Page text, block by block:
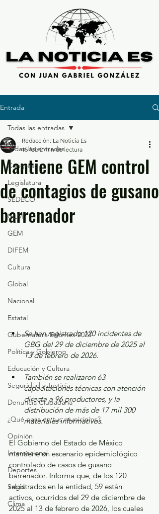
Entrada
Todas las entradas
Congreso
Legislatura
SEDECO
GEM
GEM
DIFEM
Cultura
Global
Nacional
Estatal
Gubernatura Edoméx 2023
Política y Gobierno
Educación y Cultura
Seguridad y Justicia
Denuncia Ciudadana
¿Qué pasa en tus municipios?
Opinión
Internacional
Deportes
Salud
Clima
Todas las entradas
Mantiene GEM control
de contagios de gusano
barrenador
Redacción: La Noticia Es
15 feb 2 min de lectura
Se han registrado 120 incidentes de
GBG del 29 de diciembre de 2025 al
13 de febrero de 2026.
También se realizaron 63
capacitaciones técnicas con atención
directa a 96 productores, y la
distribución de más de 17 mil 300
materiales informativos.
El Gobierno del Estado de México
mantiene un escenario epidemiológico
controlado de casos de gusano
barrenador. Informa que, de los 120
registrados en la entidad, 59 están
activos, ocurridos del 29 de diciembre de
2025 al 13 de febrero de 2026, los cuales